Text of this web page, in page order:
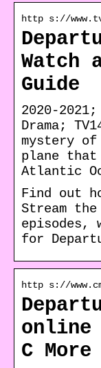
http s://
Watch
Guide
2020-
Drama;
mystery
plane that
Atlantic
Find out
Stream
episodes,
for
http s://
online
C More